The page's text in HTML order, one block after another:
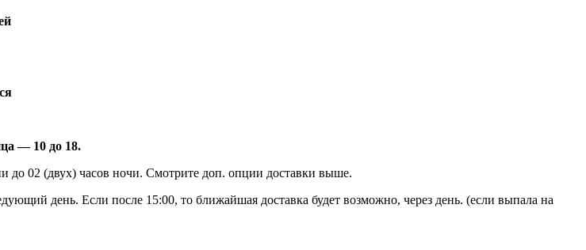
— 10 до 18.
до 02 (двух) часов ночи. Смотрите доп. опции доставки выше.
день. Если после 15:00, то ближайшая доставка будет возможно, через день. (если выпала на